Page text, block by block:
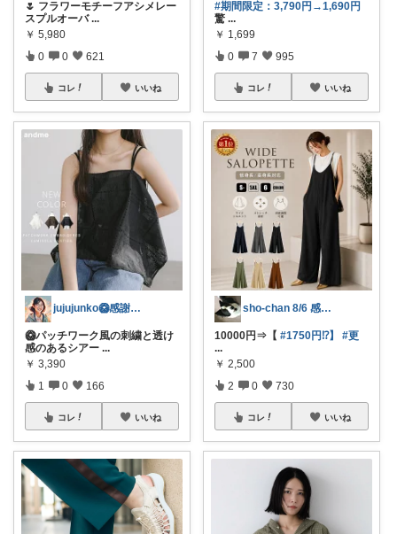
🌷 フラワーモチーフアシメレー
スプルオーバ ...
￥ 5,980
0 0 621
コレ いいね
jujujunko🥝感謝です✨️✨️
🥝パッチワーク風の刺繍と透け
感のあるシアー ...
￥ 3,390
1 0 166
コレ いいね
#期間限定：3,790円→1,690円
驚 ...
￥ 1,699
0 7 995
コレ いいね
sho-chan 8/6 感謝🩷
10000円⇒【 #1750円⁉️】
#更
...
￥ 2,500
2 0 730
コレ いいね